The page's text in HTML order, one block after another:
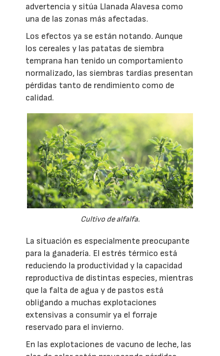
advertencia y sitúa Llanada Alavesa como
una de las zonas más afectadas.
Los efectos ya se están notando. Aunque
los cereales y las patatas de siembra
temprana han tenido un comportamiento
normalizado, las siembras tardías presentan
pérdidas tanto de rendimiento como de
calidad.
Cultivo de alfalfa.
La situación es especialmente preocupante
para la ganadería. El estrés térmico está
reduciendo la productividad y la capacidad
reproductiva de distintas especies, mientras
que la falta de agua y de pastos está
obligando a muchas explotaciones
extensivas a consumir ya el forraje
reservado para el invierno.
En las explotaciones de vacuno de leche, las